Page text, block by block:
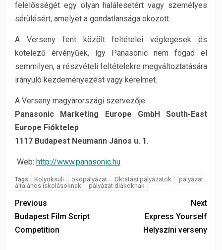
felelősségét egy olyan halálesetért vagy személyes
sérülésért, amelyet a gondatlansága okozott.
A Verseny fent közölt feltételei véglegesek és
kötelező érvényűek, így Panasonic nem fogad el
semmilyen, a részvételi feltételekre megváltoztatására
irányuló kezdeményezést vagy kérelmet.
A Verseny magyarországi szervezője:
Panasonic Marketing Europe GmbH South-East
Europe Fióktelep
1117 Budapest Neumann János u. 1.
Web: http://www.panasonic.hu
Tags: Kölyöksuli ökopályázat Oktatási pályázatok
pályázat
általános iskolásoknak
pályázat diákoknak
Previous
Budapest Film Script
Competition
Next
Express Yourself
Helyszíni verseny